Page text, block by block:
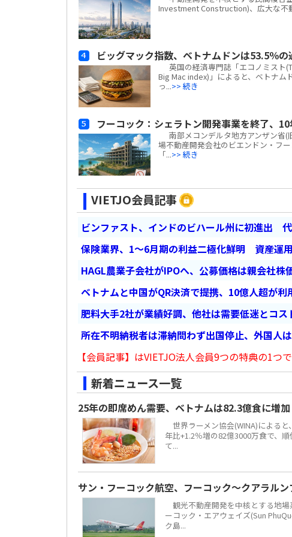
Investment Construction)、広大な不
ビッグマック指数、ベトナムドンは53.5％
英国の経済専門誌「エコノミスト
Big Mac index)」によると、ベトナム
っ...>> 続き
フーコック：シェラトン開発事業を終了、
南部メコンデルタ地方アンザン省(
場不動産開発会社のビエンドン・フ
「...>> 続き
VIETJO会員記事
ビンファスト、インドのビハール州に初進出
保険業界、1～6月期の利益二極化鮮明 資産運
HAGL農業子会社がIPOへ、公募価格は親会社株
ベトナムと中国がQR決済で提携、10億人超が利
肥料大手2社が業績好調、他社は需要低迷とコス
所在不明納税者は滞納問わず出国停止、外国人
【会員記事】はVIETJO法人会員9つの特典の1つ
新着ニュース一覧
25年の即席めん需要、ベトナムは82.3億食に増
世界ラーメン協会(WINA)による
年比+1.2％増の82億3000万食で、
て...
サン・フーコック航空、フーコック～クアラル
観光不動産開発を中核とする地
ーコック・エアウェイズ(Sun
ク島...